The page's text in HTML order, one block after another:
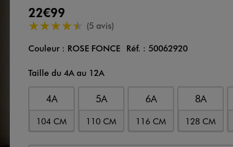
22€99
4.5/5 de moyenne
(5 avis)
Couleur
Couleur : ROSE FONCE Réf. : 50062920
Taille du 4A au 12A
4A
104 CM
5A
110 CM
6A
116 CM
8A
128 CM